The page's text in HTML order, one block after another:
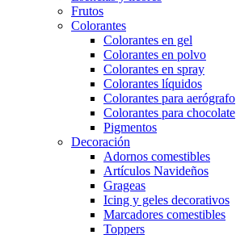
Frutos
Colorantes
Colorantes en gel
Colorantes en polvo
Colorantes en spray
Colorantes líquidos
Colorantes para aerógrafo
Colorantes para chocolate
Pigmentos
Decoración
Adornos comestibles
Artículos Navideños
Grageas
Icing y geles decorativos
Marcadores comestibles
Toppers